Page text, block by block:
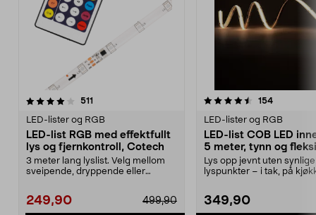
511
LED-lister og RGB
LED-list RGB med effektfullt
lys og fjernkontroll, Cotech
3 meter lang lyslist. Velg mellom
sveipende, dryppende eller
249,90 499,90
4.5 av 5 stjerner 154
LED-lister og RGB
LED-list COB LED
5 meter, tynn og
Lys opp jevnt uten synlige
lyspunkter – i tak, på
349,90
4.5 av 5 stjerner